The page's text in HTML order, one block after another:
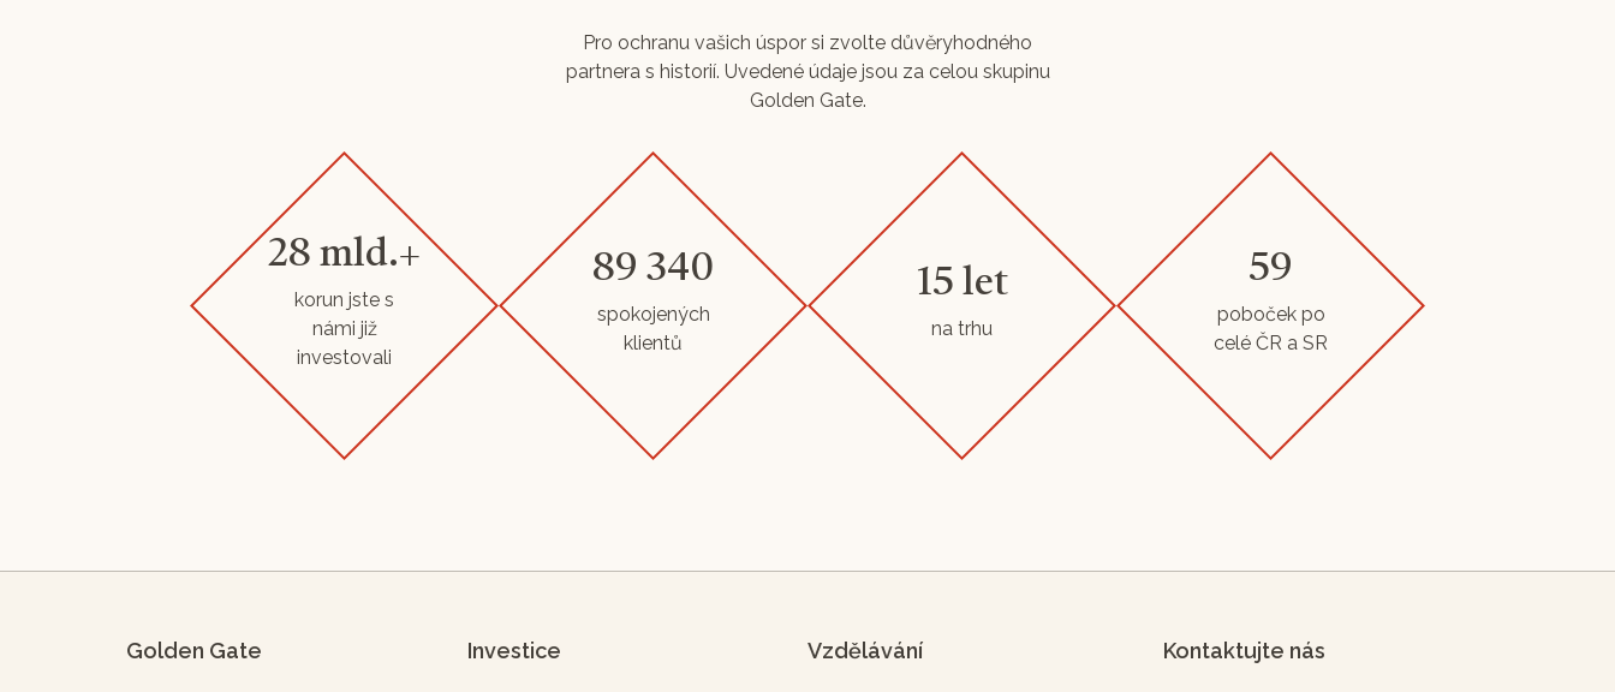
Pro ochranu vašich úspor si zvolte důvěryhodného
partnera s historií. Uvedené údaje jsou za celou skupinu
Golden Gate.
28 mld.+
korun jste s
námi již
investovali
89 340
spokojených
klientů
15 let
na trhu
59
poboček po
celé ČR a SR
Golden Gate Investice Vzdělávání Kontaktujte nás